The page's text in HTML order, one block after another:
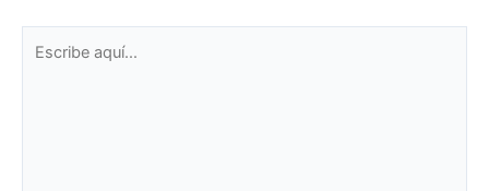
aquí...